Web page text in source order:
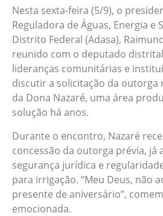
Nesta sexta-feira (5/9), o
Reguladora de Águas, Energia e
Distrito Federal (Adasa),
reunido com o deputado
lideranças comunitárias e
discutir a solicitação da outorga
da Dona Nazaré, uma área
solução há anos.
Durante o encontro, Nazaré
concessão da outorga prévia, já
segurança jurídica e
para irrigação. “Meu Deus, não
presente de aniversário”,
emocionada.